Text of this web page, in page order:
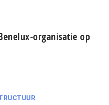
organisatie op